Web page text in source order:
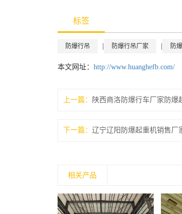
标签
防爆行吊 防爆行吊厂家 防
本文网址： http://www.huanghefb.com/
上一篇： 陕西商洛防爆行车厂家防爆
下一篇： 辽宁辽阳防爆起重机销售厂
相关产品